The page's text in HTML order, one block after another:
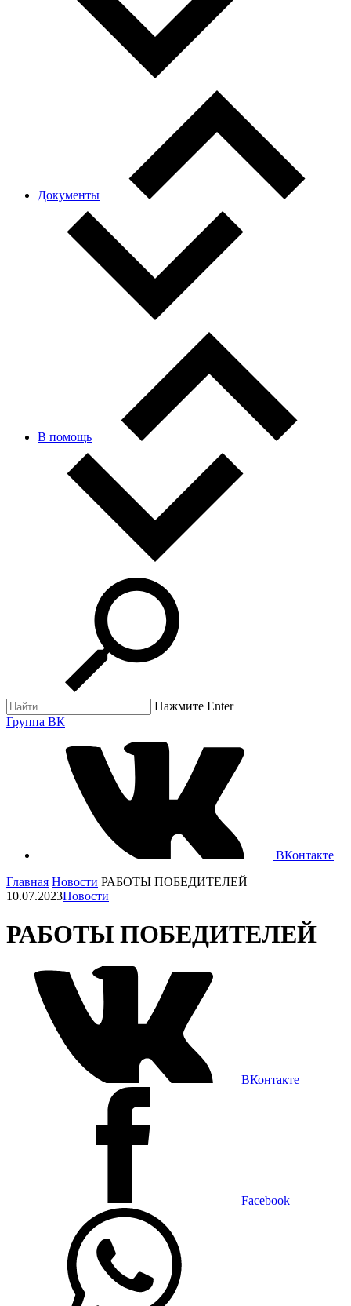
Документы
В помощь
Нажмите Enter
Группа ВК
ВКонтакте
Главная Новости РАБОТЫ ПОБЕДИТЕЛЕЙ
10.07.2023Новости
РАБОТЫ ПОБЕДИТЕЛЕЙ
ВКонтакте
Facebook